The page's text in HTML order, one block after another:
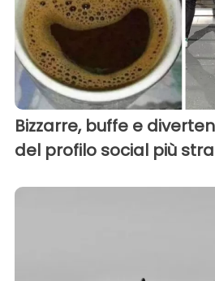
Bizzarre, buffe e
del profilo social più